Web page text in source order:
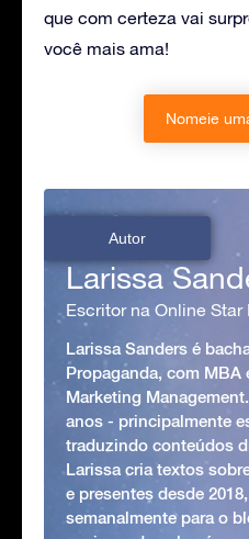
que com certeza vai
você mais ama!
Nomeie
Autor
Larissa
Escritor na Online Star
Larissa Sanders é
Propaganda, com MBA
Marketing
anos - principalmente
traduzindo conteúdos
Larissa cria textos
e presentes desde
semanalmente para o